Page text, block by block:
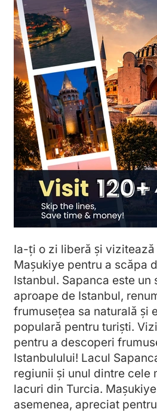
Ia-ți o zi liberă și vizitează
Mașukiye pentru a scăpa
Istanbul. Sapanca este un
aproape de Istanbul,
frumusețea sa naturală și
populară pentru turiști.
pentru a descoperi
Istanbulului! Lacul
regiunii și unul dintre cele
lacuri din Turcia.
asemenea, apreciat